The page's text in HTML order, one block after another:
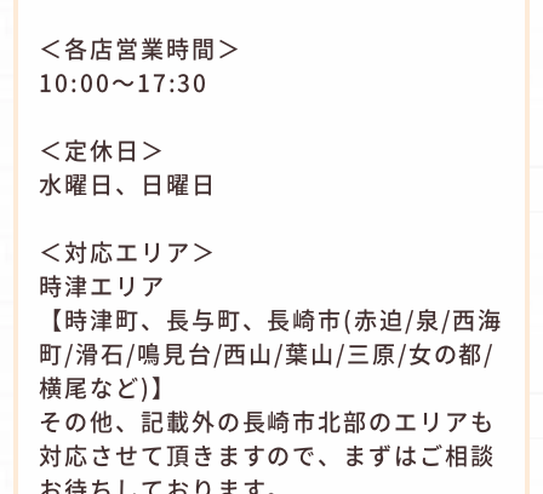
＜各店営業時間＞
10:00～17:30
＜定休日＞
水曜日、日曜日
＜対応エリア＞
時津エリア
【時津町、長与町、長崎市(赤迫/泉/西海
町/滑石/鳴見台/西山/葉山/三原/女の都/
横尾など)】
その他、記載外の長崎市北部のエリアも
対応させて頂きますので、まずはご相談